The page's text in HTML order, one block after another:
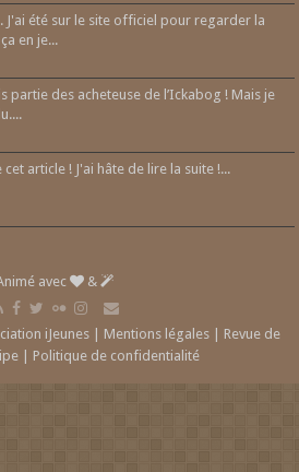
J'ai été sur le site officiel pour regarder la
en je...
partie des acheteuse de l’Ickabog ! Mais je
article ! J'ai hâte de lire la suite !...
avec &
iJeunes | Mentions légales | Revue de
| Politique de confidentialité